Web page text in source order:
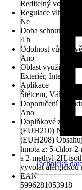
Ředitelný vodou
Regulace vlhkosti
Ne
Doba schnutí cca
4 h
Odolnost vůči
Ano
Oblast využití
Exteriér, Interiér
Aplikace
Štětcem,
Doporučení
Ano
Doplňkové znaky
(EUH210) Na
(EUH208)
hmota z: 5-chlor-
a 2-methyl-2H-
vyvolat alergickou
EAN
5996281053918
Technický